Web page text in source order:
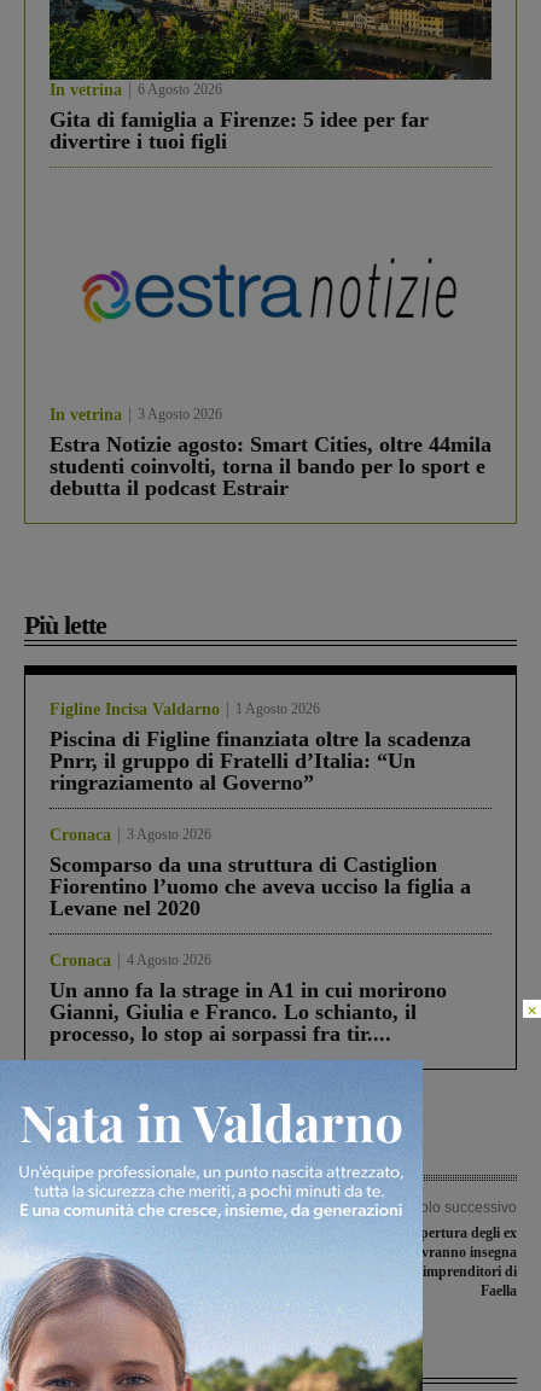
In vetrina 6 Agosto 2026
Gita di famiglia a Firenze: 5 idee per far
divertire i tuoi figli
In vetrina 3 Agosto 2026
Estra Notizie agosto: Smart Cities, oltre 44mila
studenti coinvolti, torna il bando per lo sport e
debutta il podcast Estrair
Più lette
Figline Incisa Valdarno 1 Agosto 2026
Piscina di Figline finanziata oltre la scadenza
Pnrr, il gruppo di Fratelli d’Italia: “Un
ringraziamento al Governo”
Cronaca 3 Agosto 2026
Scomparso da una struttura di Castiglion
Fiorentino l’uomo che aveva ucciso la figlia a
Levane nel 2020
Cronaca 4 Agosto 2026
Un anno fa la strage in A1 in cui morirono
Gianni, Giulia e Franco. Lo schianto, il
processo, lo stop ai sorpassi fra tir....
Articolo precedente
Verifiche strutturali alla Strada di
Caposelvi, chiusa per due giorni al
traffico
Articolo successivo
Imminente la riapertura degli ex
negozi il Centro. Avranno insegna
Carrefour ma sono di imprenditori di
Faella
Ultime Notizie
×